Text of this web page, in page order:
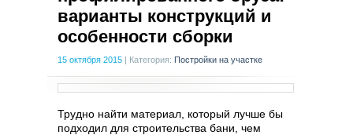
варианты конструкций и
особенности сборки
15 октября 2015 | Категория: Постройки на участке
Трудно найти материал, который лучше бы
подходил для строительства бани, чем